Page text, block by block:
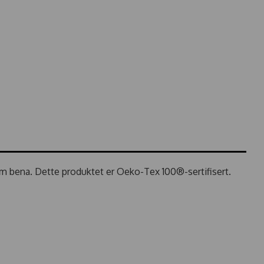
bena. Dette produktet er Oeko-Tex 100®-sertifisert.